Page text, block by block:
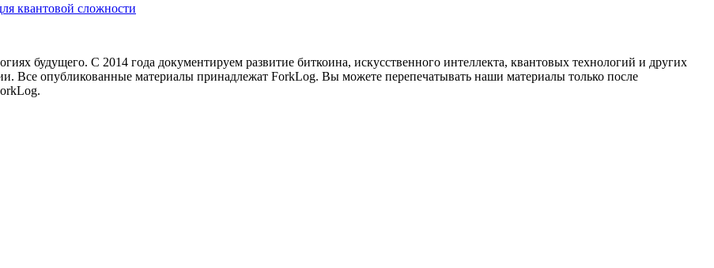
квантовой сложности
будущего. С 2014 года документируем развитие биткоина, искусственного интеллекта, квантовых технологий и других
Все опубликованные материалы принадлежат ForkLog. Вы можете перепечатывать наши материалы только после